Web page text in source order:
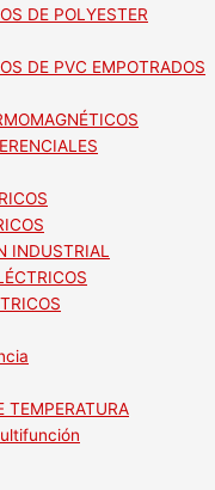
DE POLYESTER
DE PVC EMPOTRADOS
INDUSTRIAL
TEMPERATURA